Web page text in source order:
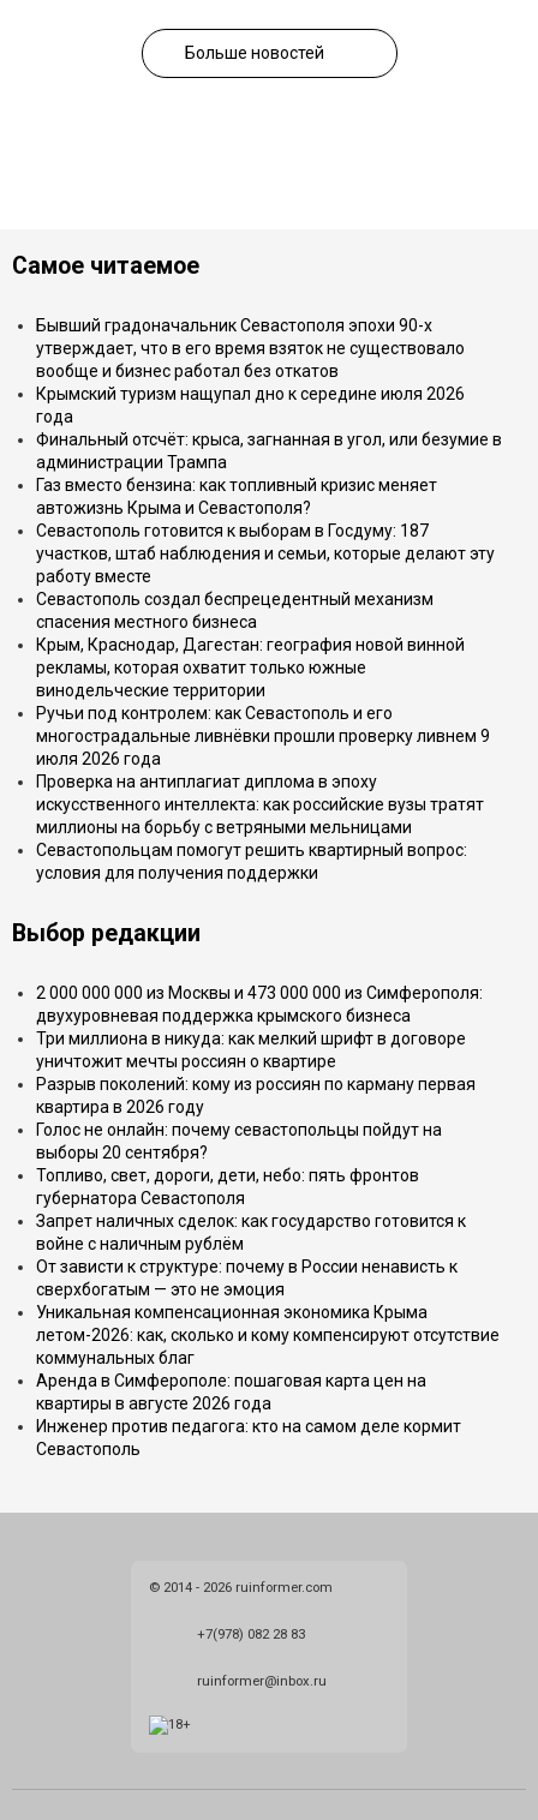
Больше новостей
Самое читаемое
Бывший градоначальник Севастополя эпохи 90-х
утверждает, что в его время взяток не существовало
вообще и бизнес работал без откатов
Крымский туризм нащупал дно к середине июля 2026
года
Финальный отсчёт: крыса, загнанная в угол, или безумие в
администрации Трампа
Газ вместо бензина: как топливный кризис меняет
автожизнь Крыма и Севастополя?
Севастополь готовится к выборам в Госдуму: 187
участков, штаб наблюдения и семьи, которые делают эту
работу вместе
Севастополь создал беспрецедентный механизм
спасения местного бизнеса
Крым, Краснодар, Дагестан: география новой винной
рекламы, которая охватит только южные
винодельческие территории
Ручьи под контролем: как Севастополь и его
многострадальные ливнёвки прошли проверку ливнем 9
июля 2026 года
Проверка на антиплагиат диплома в эпоху
искусственного интеллекта: как российские вузы тратят
миллионы на борьбу с ветряными мельницами
Севастопольцам помогут решить квартирный вопрос:
условия для получения поддержки
Выбор редакции
2 000 000 000 из Москвы и 473 000 000 из Симферополя:
двухуровневая поддержка крымского бизнеса
Три миллиона в никуда: как мелкий шрифт в договоре
уничтожит мечты россиян о квартире
Разрыв поколений: кому из россиян по карману первая
квартира в 2026 году
Голос не онлайн: почему севастопольцы пойдут на
выборы 20 сентября?
Топливо, свет, дороги, дети, небо: пять фронтов
губернатора Севастополя
Запрет наличных сделок: как государство готовится к
войне с наличным рублём
От зависти к структуре: почему в России ненависть к
сверхбогатым — это не эмоция
Уникальная компенсационная экономика Крыма
летом-2026: как, сколько и кому компенсируют отсутствие
коммунальных благ
Аренда в Симферополе: пошаговая карта цен на
квартиры в августе 2026 года
Инженер против педагога: кто на самом деле кормит
Севастополь
© 2014 - 2026 ruinformer.com
+7(978) 082 28 83
ruinformer@inbox.ru